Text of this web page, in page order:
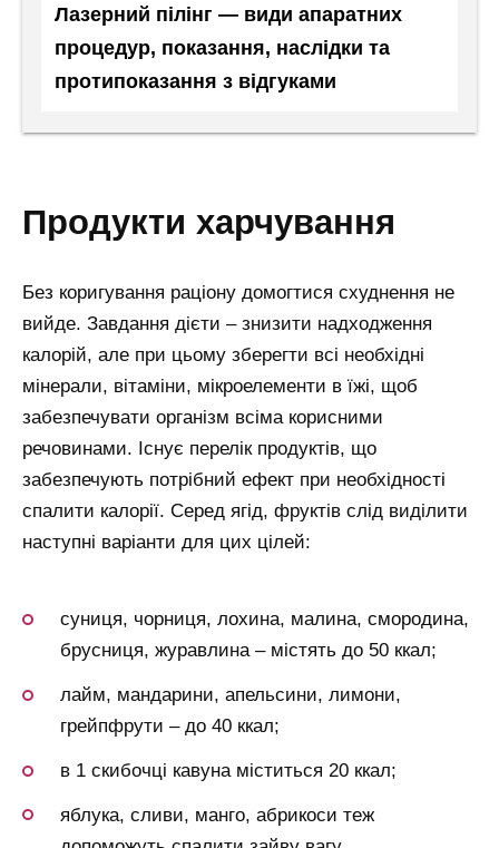
Лазерний пілінг — види апаратних
процедур, показання, наслідки та
протипоказання з відгуками
продукти харчування
Без коригування раціону домогтися схуднення не
вийде. Завдання дієти – знизити надходження
калорій, але при цьому зберегти всі необхідні
мінерали, вітаміни, мікроелементи в їжі, щоб
забезпечувати організм всіма корисними
речовинами. Існує перелік продуктів, що
забезпечують потрібний ефект при необхідності
спалити калорії. Серед ягід, фруктів слід виділити
наступні варіанти для цих цілей:
суниця, чорниця, лохина, малина, смородина,
брусниця, журавлина – містять до 50 ккал;
лайм, мандарини, апельсини, лимони,
грейпфрути – до 40 ккал;
в 1 скибочці кавуна міститься 20 ккал;
яблука, сливи, манго, абрикоси теж